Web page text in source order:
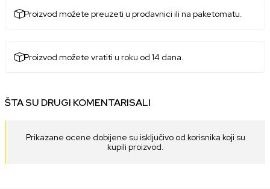
Proizvod možete preuzeti u prodavnici ili na paketomatu.
Proizvod možete vratiti u roku od 14 dana.
ŠTA SU DRUGI KOMENTARISALI
Prikazane ocene dobijene su isključivo od korisnika koji su
kupili proizvod.